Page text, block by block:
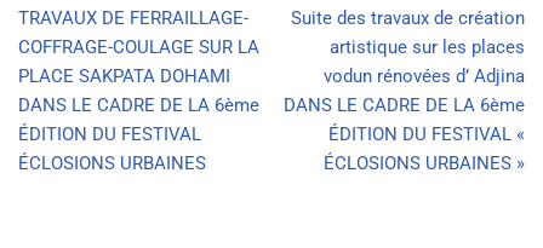
TRAVAUX DE FERRAILLAGE-
COFFRAGE-COULAGE SUR LA
PLACE SAKPATA DOHAMI
DANS LE CADRE DE LA 6ème
ÉDITION DU FESTIVAL
ÉCLOSIONS URBAINES
Suite des travaux de création
artistique sur les places
vodun rénovées d’ Adjina
DANS LE CADRE DE LA 6ème
ÉDITION DU FESTIVAL «
ÉCLOSIONS URBAINES »